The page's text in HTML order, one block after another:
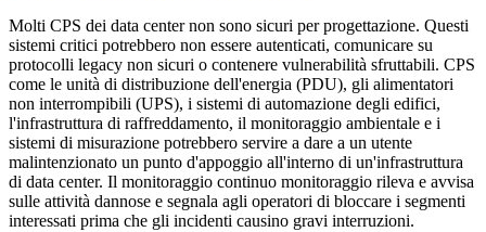
Molti CPS dei data center non sono sicuri per progettazione. Questi
sistemi critici potrebbero non essere autenticati, comunicare su
protocolli legacy non sicuri o contenere vulnerabilità sfruttabili. CPS
come le unità di distribuzione dell'energia (PDU), gli alimentatori
non interrompibili (UPS), i sistemi di automazione degli edifici,
l'infrastruttura di raffreddamento, il monitoraggio ambientale e i
sistemi di misurazione potrebbero servire a dare a un utente
malintenzionato un punto d'appoggio all'interno di un'infrastruttura
di data center. Il monitoraggio continuo monitoraggio rileva e avvisa
sulle attività dannose e segnala agli operatori di bloccare i segmenti
interessati prima che gli incidenti causino gravi interruzioni.